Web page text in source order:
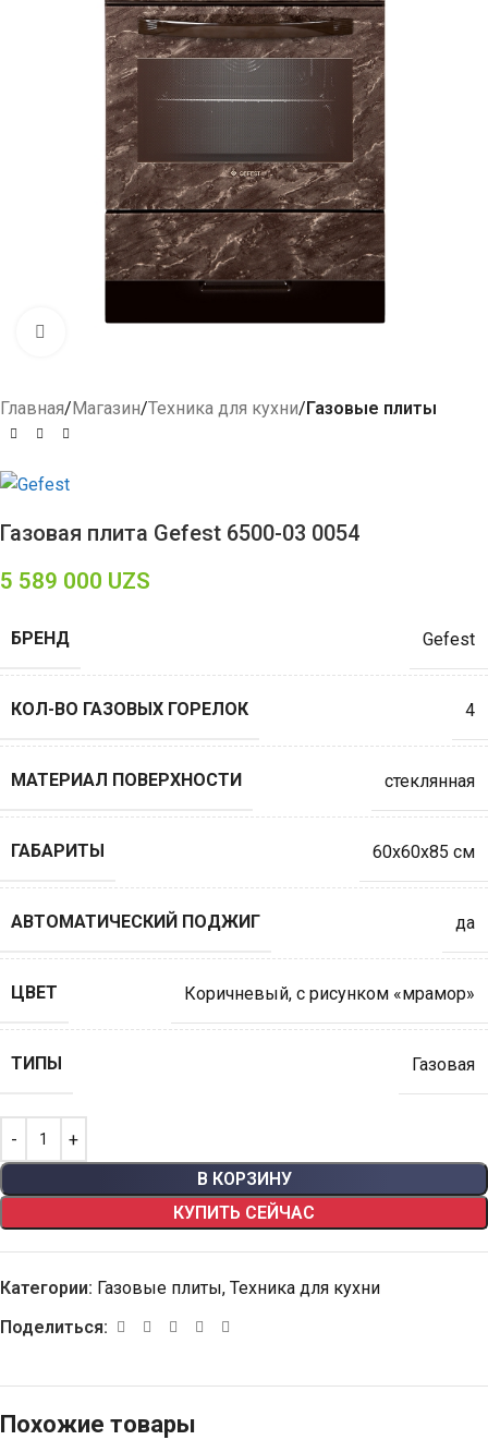
Главная Магазин Техника для кухни Газовые плиты
Газовая плита Gefest 6500-03 0054
5 589 000 UZS
БРЕНД Gefest
КОЛ-ВО ГАЗОВЫХ ГОРЕЛОК 4
МАТЕРИАЛ ПОВЕРХНОСТИ стеклянная
ГАБАРИТЫ 60х60х85 см
АВТОМАТИЧЕСКИЙ ПОДЖИГ да
ЦВЕТ Коричневый, с рисунком «мрамор»
ТИПЫ Газовая
В КОРЗИНУ
КУПИТЬ СЕЙЧАС
Категории: Газовые плиты, Техника для кухни
Поделиться:
Похожие товары